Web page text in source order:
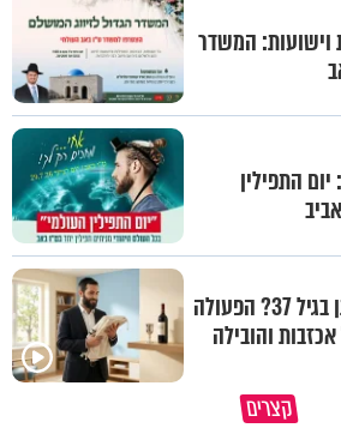
וישועות: המשדר
התפילין
מה הסיכוי להתחתן בגיל 37? הפעולה
והובילה
קצרים
אש